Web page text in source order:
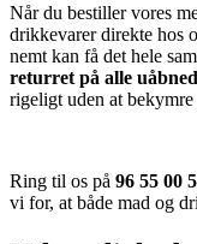
Når du bestiller vores
drikkevarer direkte hos
nemt kan få det hele
returret på alle
rigeligt uden at
Ring til os på 96 55 00
vi for, at både mad og